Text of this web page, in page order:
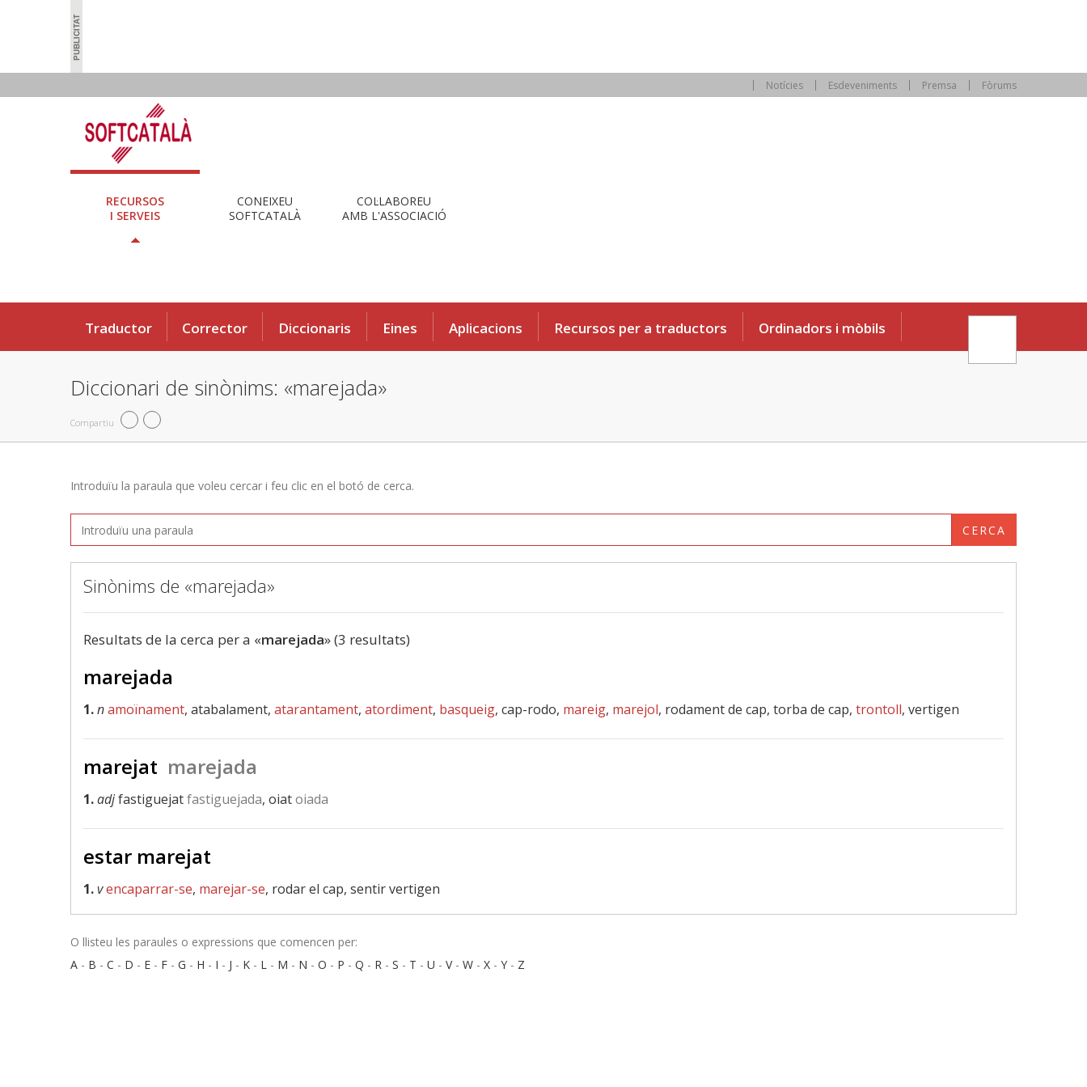
Notícies Esdeveniments Premsa Fòrums
RECURSOS
I SERVEIS
CONEIXEU
SOFTCATALÀ
COL·LABOREU
AMB L'ASSOCIACIÓ
Traductor Corrector Diccionaris Eines Aplicacions Recursos per a traductors Ordinadors i mòbils
Diccionari de sinònims: «marejada»
Compartiu
Introduïu la paraula que voleu cercar i feu clic en el botó de cerca.
CERCA
Sinònims de «marejada»
Resultats de la cerca per a «marejada» (3 resultats)
marejada
1.namoïnament, atabalament, atarantament, atordiment, basqueig, cap-rodo, mareig, marejol, rodament de cap, torba de cap, trontoll, vertigen
marejat marejada
1.adjfastiguejatfastiguejada, oiatoiada
estar marejat
1.vencaparrar-se, marejar-se, rodar el cap, sentir vertigen
O llisteu les paraules o expressions que comencen per:
A - B - C - D - E - F - G - H - I - J - K - L - M - N - O - P - Q - R - S - T - U - V- W - X - Y - Z